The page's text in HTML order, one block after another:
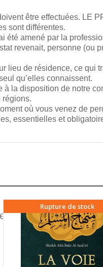
être effectuées. LE
sont différentes.
été amené par la
revenait, personne (ou
lieu de résidence, ce qui
qu’elles connaissent.
la disposition de notre
régions.
où vous venez de
essentielles et
Rupture de stock